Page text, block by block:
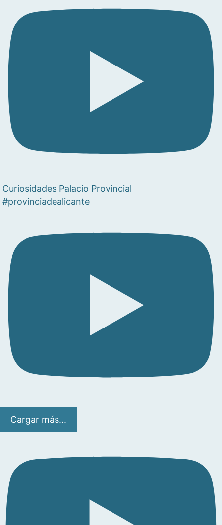
Curiosidades Palacio Provincial
#provinciadealicante
Cargar más...